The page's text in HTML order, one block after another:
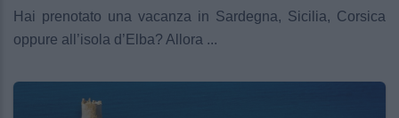
Hai prenotato una vacanza in Sardegna, Sicilia, Corsica
oppure all’isola d’Elba? Allora ...